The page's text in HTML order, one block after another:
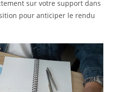
sur votre support dans
pour anticiper le rendu